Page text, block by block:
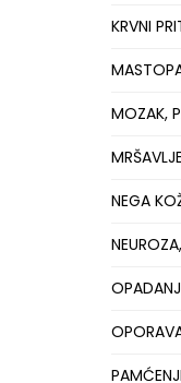
KRVNI
MOZAK,
NEGA